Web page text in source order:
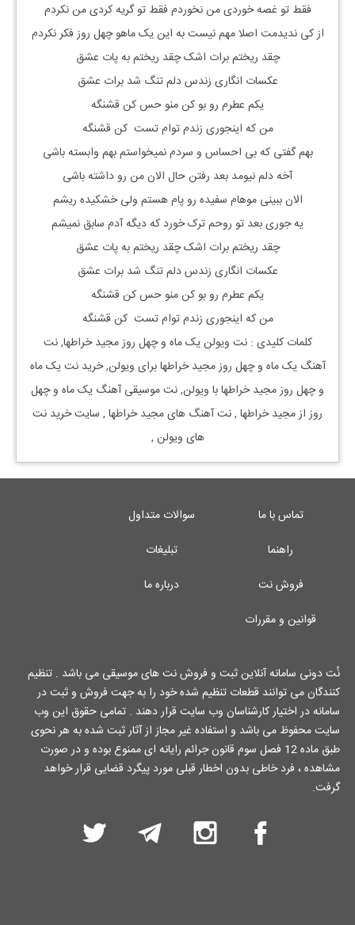
فقط تو غصه خوردی من نخوردم فقط تو گریه کردی من نکردم
از کی ندیدمت اصلا مهم نیست به این یک ماهو چهل روز فکر نکردم
چقد ریختم برات اشک چقد ریختم به پات عشق
عکسات انگاری زندس دلم تنگ شد برات عشق
یکم عطرم رو بو کن منو حس کن قشنگه
من که اینجوری زندم توام تست کن قشنگه
بهم گفتی که بی احساس و سردم نمیخواستم بهم وابسته باشی
آخه دلم نیومد بعد رفتن حال الان من رو داشته باشی
الان ببینی موهام سفیده رو پام هستم ولی خشکیده ریشم
یه جوری بعد تو روحم ترک خورد که دیگه آدم سابق نمیشم
چقد ریختم برات اشک چقد ریختم به پات عشق
عکسات انگاری زندس دلم تنگ شد برات عشق
یکم عطرم رو بو کن منو حس کن قشنگه
من که اینجوری زندم توام تست کن قشنگه
کلمات کلیدی : نت ویولنیک ماه و چهل روزمجید خراطها, نت
آهنگ یک ماه و چهل روزمجید خراطهابرای ویولن, خرید نتیک ماه
و چهل روزمجید خراطهابا ویولن, نت موسیقی آهنگ یک ماه و چهل
روز ازمجید خراطها , نت آهنگ هایمجید خراطها , سایت خرید نت
های ویولن ,
تماس با ما
سوالات متداول
راهنما
تبلیغات
فروش نت
درباره ما
قوانین و مقررات
نُت دونی سامانه آنلاین ثبت و فروش نت های موسیقی می باشد . تنظیم
کنندگان می توانند قطعات تنظیم شده خود را به جهت فروش و ثبت در
سامانه در اختیار کارشناسان وب سایت قرار دهند . تمامی حقوق این وب
سایت محفوظ می باشد و استفاده غیر مجاز از آثار ثبت شده به هر نحوی
طبق ماده 12 فصل سوم قانون جرائم رایانه ای ممنوع بوده و در صورت
مشاهده ، فرد خاطی بدون اخطار قبلی مورد پیگرد قضایی قرار خواهد
گرفت.